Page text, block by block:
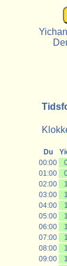
Du
00:00
01:00
02:00
03:00
04:00
05:00
06:00
07:00
08:00
09:00